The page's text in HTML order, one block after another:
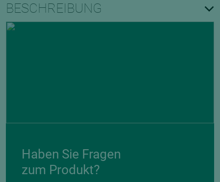
BESCHREIBUNG
Haben Sie Fragen
zum Produkt?